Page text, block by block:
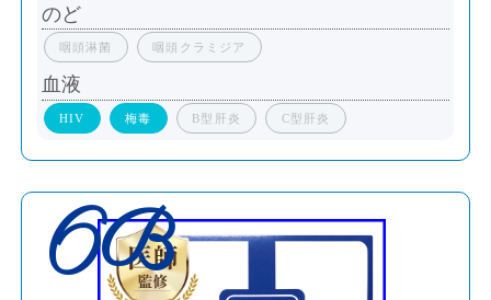
のど
咽頭淋菌 咽頭クラミジア
血液
HIV 梅毒 B型肝炎 C型肝炎
6B